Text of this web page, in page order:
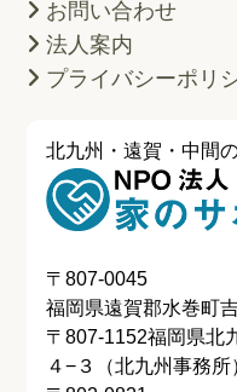
北九州・遠賀・中間
〒807-0045
福岡県遠賀郡水巻町
〒807-1152福岡県北
４−３（北九州事務所
お問い合わせ
法人案内
プライバシーポリ